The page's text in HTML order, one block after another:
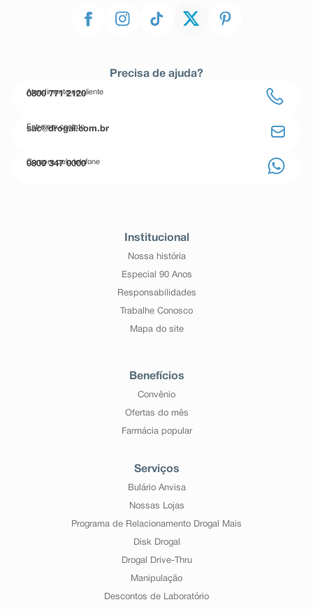
Precisa de ajuda?
Atendimento ao cliente
0800 771 2120
Entre em contato
sac@drogal.com.br
Compre pelo telefone
0800 347 0000
Institucional
Nossa história
Especial 90 Anos
Responsabilidades
Trabalhe Conosco
Mapa do site
Benefícios
Convênio
Ofertas do mês
Farmácia popular
Serviços
Bulário Anvisa
Nossas Lojas
Programa de Relacionamento Drogal Mais
Disk Drogal
Drogal Drive-Thru
Manipulação
Descontos de Laboratório